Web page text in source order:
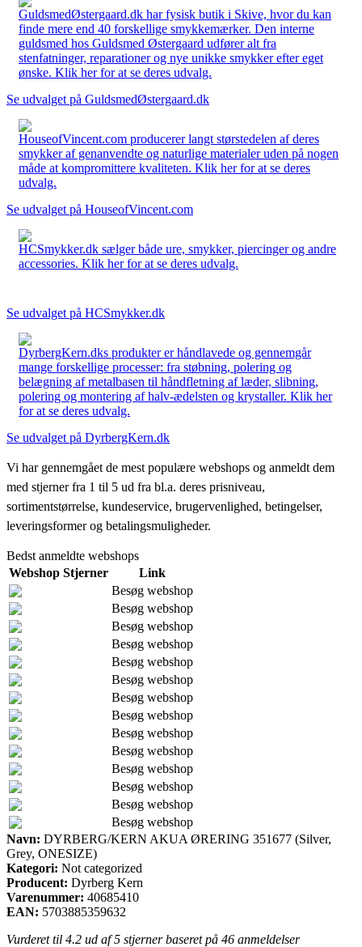
GuldsmedØstergaard.dk har fysisk butik i Skive, hvor du kan
finde mere end 40 forskellige smykkemærker. Den interne
guldsmed hos Guldsmed Østergaard udfører alt fra
stenfatninger, reparationer og nye unikke smykker efter eget
ønske. Klik her for at se deres udvalg.
Se udvalget på GuldsmedØstergaard.dk
HouseofVincent.com producerer langt størstedelen af deres
smykker af genanvendte og naturlige materialer uden på nogen
måde at kompromittere kvaliteten. Klik her for at se deres
udvalg.
Se udvalget på HouseofVincent.com
HCSmykker.dk sælger både ure, smykker, piercinger og andre
accessories. Klik her for at se deres udvalg.
Se udvalget på HCSmykker.dk
DyrbergKern.dks produkter er håndlavede og gennemgår
mange forskellige processer: fra støbning, polering og
belægning af metalbasen til håndfletning af læder, slibning,
polering og montering af halv-ædelsten og krystaller. Klik her
for at se deres udvalg.
Se udvalget på DyrbergKern.dk
Vi har gennemgået de mest populære webshops og anmeldt dem
med stjerner fra 1 til 5 ud fra bl.a. deres prisniveau,
sortimentstørrelse, kundeservice, brugervenlighed, betingelser,
leveringsformer og betalingsmuligheder.
Bedst anmeldte webshops
Webshop Stjerner
Link
Besøg webshop
Besøg webshop
Besøg webshop
Besøg webshop
Besøg webshop
Besøg webshop
Besøg webshop
Besøg webshop
Besøg webshop
Besøg webshop
Besøg webshop
Besøg webshop
Besøg webshop
Besøg webshop
Navn: DYRBERG/KERN AKUA ØRERING 351677 (Silver,
Grey, ONESIZE)
Kategori: Not categorized
Producent: Dyrberg Kern
Varenummer: 40685410
EAN: 5703885359632
Vurderet til 4.2 ud af 5 stjerner baseret på 46 anmeldelser